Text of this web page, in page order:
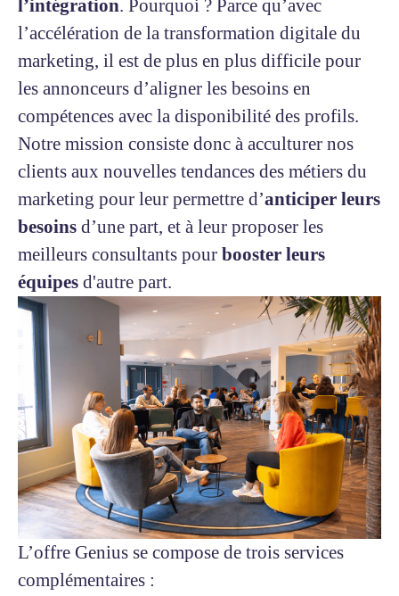
l’intégration. Pourquoi ? Parce qu’avec
l’accélération de la transformation digitale du
marketing, il est de plus en plus difficile pour
les annonceurs d’aligner les besoins en
compétences avec la disponibilité des profils.
Notre mission consiste donc à acculturer nos
clients aux nouvelles tendances des métiers du
marketing pour leur permettre d’anticiper leurs
besoins d’une part, et à leur proposer les
meilleurs consultants pour booster leurs
équipes d'autre part.
L’offre Genius se compose de trois services
complémentaires :